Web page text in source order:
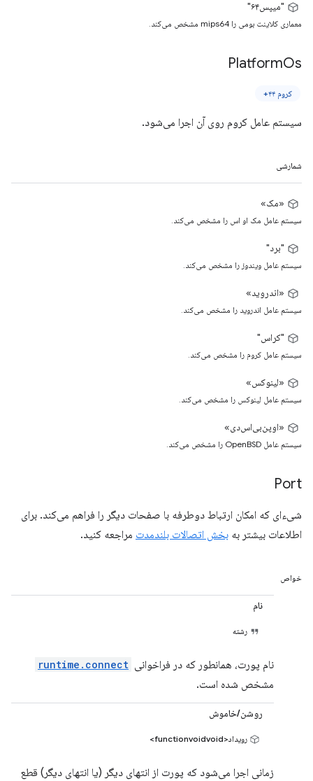
"میپس۶۴"
معماری کلاینت بومی را mips64 مشخص می‌کند.
PlatformOs
کروم ۴۴+
سیستم عامل کروم روی آن اجرا می‌شود.
شمارشی
«مک»
سیستم عامل مک او اس را مشخص می‌کند.
"برد"
سیستم عامل ویندوز را مشخص می‌کند.
«اندروید»
سیستم عامل اندروید را مشخص می‌کند.
"کراس"
سیستم عامل کروم را مشخص می‌کند.
«لینوکس»
سیستم عامل لینوکس را مشخص می‌کند.
«اوپن‌بی‌اس‌دی»
سیستم عامل OpenBSD را مشخص می‌کند.
Port
شیء‌ای که امکان ارتباط دوطرفه با صفحات دیگر را فراهم می‌کند. برای
اطلاعات بیشتر به بخش اتصالات بلندمدت مراجعه کنید.
خواص
نام
رشته
نام پورت، همانطور که در فراخوانی runtime.connect
مشخص شده است.
روشن/خاموش
رویداد<functionvoidvoid>
زمانی اجرا می‌شود که پورت از انتهای دیگر (یا انتهای دیگر) قطع